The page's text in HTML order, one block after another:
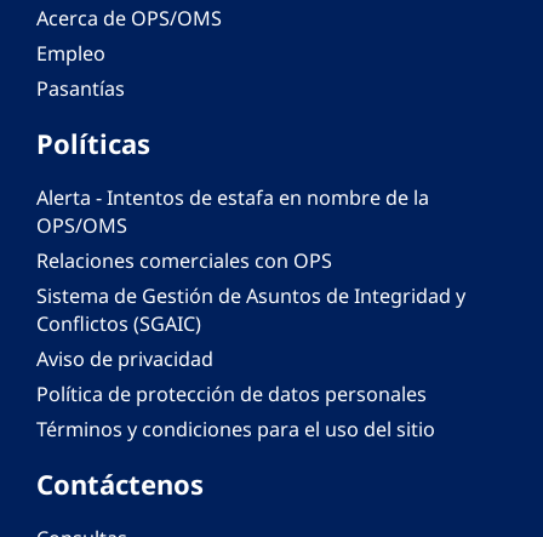
Acerca de OPS/OMS
Empleo
Pasantías
Políticas
Alerta - Intentos de estafa en nombre de la
OPS/OMS
Relaciones comerciales con OPS
Sistema de Gestión de Asuntos de Integridad y
Conflictos (SGAIC)
Aviso de privacidad
Política de protección de datos personales
Términos y condiciones para el uso del sitio
Contáctenos